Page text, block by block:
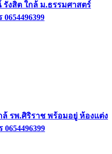
งสิต ใกล้ ม.ธรรมศาสตร์
รพ.ศิริราช พร้อมอยู่ ห้องแต่ง